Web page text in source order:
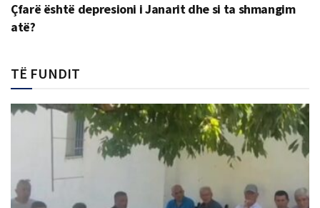
Çfarë është depresioni i Janarit dhe si ta shmangim
atë?
TË FUNDIT